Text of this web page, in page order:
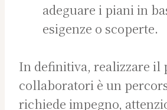
adeguare i piani in
esigenze o scoperte.
In definitiva, realizzare il
collaboratori è un
richiede impegno,